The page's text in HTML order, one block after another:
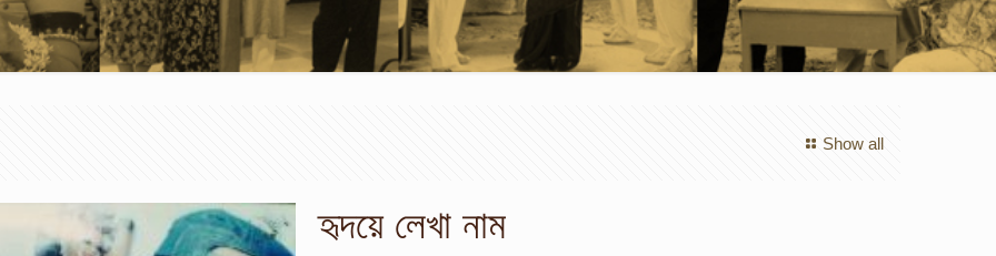
Show all
হৃদয়ে লেখা নাম